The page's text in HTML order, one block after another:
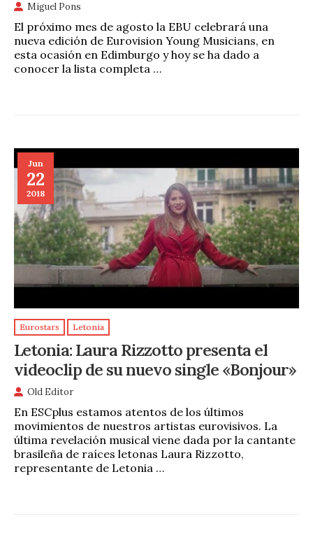
Miguel Pons
El próximo mes de agosto la EBU celebrará una
nueva edición de Eurovision Young Musicians, en
esta ocasión en Edimburgo y hoy se ha dado a
conocer la lista completa …
Jun
22
2018
Eurostars Letonia
Letonia: Laura Rizzotto presenta el
videoclip de su nuevo single «Bonjour»
Old Editor
En ESCplus estamos atentos de los últimos
movimientos de nuestros artistas eurovisivos. La
última revelación musical viene dada por la cantante
brasileña de raíces letonas Laura Rizzotto,
representante de Letonia …